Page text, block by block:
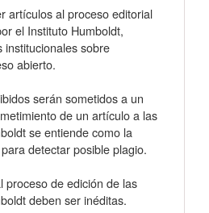
artículos al proceso editorial
el Instituto Humboldt,
institucionales sobre
abierto.
serán sometidos a un
de un artículo a las
se entiende como la
detectar posible plagio.
proceso de edición de las
deben ser inéditas.